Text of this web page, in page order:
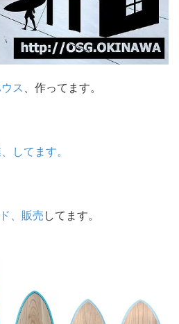
ス、作ってます。
してます。
、販売してます。